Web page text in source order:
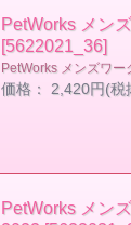
PetWorks メン
[5622021_36]
PetWorks メンズワ
価格： 2,420円(税
PetWorks メン